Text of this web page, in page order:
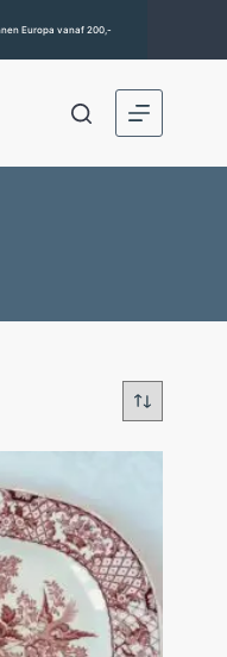
Europa vanaf 200,-